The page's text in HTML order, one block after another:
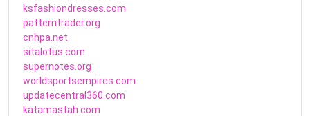
ksfashiondresses.com
patterntrader.org
cnhpa.net
sitalotus.com
supernotes.org
worldsportsempires.com
updatecentral360.com
katamastah.com